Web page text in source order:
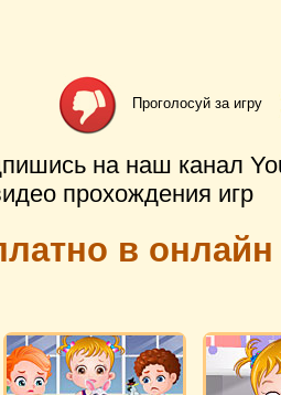
Проголосуй за игру
на наш канал
прохождения игр
в